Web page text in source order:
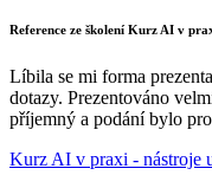
Reference ze školení Kurz AI v
Líbila se mi forma
dotazy. Prezentováno
příjemný a podání bylo
Kurz AI v praxi - nástroje